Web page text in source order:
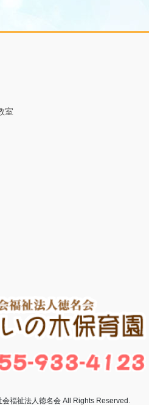
室
福祉法人徳名会 All Rights Reserved.